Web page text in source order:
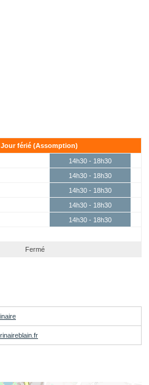
Jour férié (Assomption)
14h30 - 18h30
14h30 - 18h30
14h30 - 18h30
14h30 - 18h30
14h30 - 18h30
Fermé